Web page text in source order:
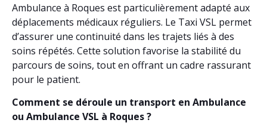
Ambulance à Roques est particulièrement adapté aux
déplacements médicaux réguliers. Le Taxi VSL permet
d’assurer une continuité dans les trajets liés à des
soins répétés. Cette solution favorise la stabilité du
parcours de soins, tout en offrant un cadre rassurant
pour le patient.
Comment se déroule un transport en Ambulance
ou Ambulance VSL à Roques ?